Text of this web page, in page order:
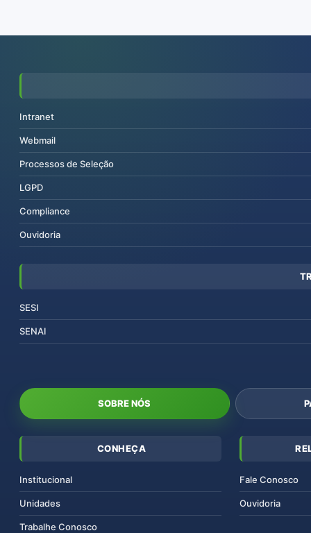
Intranet
Webmail
Processos de Seleção
LGPD
Compliance
Ouvidoria
SESI
SENAI
SOBRE NÓS
CONHEÇA
Institucional
Unidades
Trabalhe Conosco
Fale Conosco
Ouvidoria